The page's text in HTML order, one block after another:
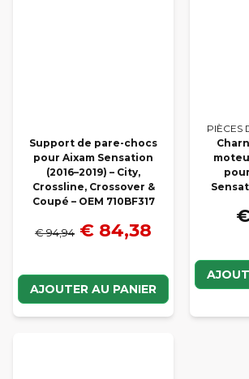
Support de pare-chocs
pour Aixam Sensation
(2016–2019) – City,
Crossline, Crossover &
Coupé – OEM 710BF317
€ 94,94 € 84,38
AJOUTER AU PANIER
PIÈCES